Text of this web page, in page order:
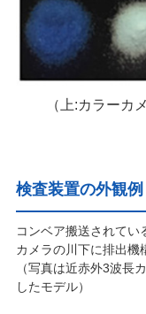
（上:カラーカ
検査装置の外観例
コンベア搬送されてい
カメラの川下に排出機
（写真は近赤外3波長
したモデル）